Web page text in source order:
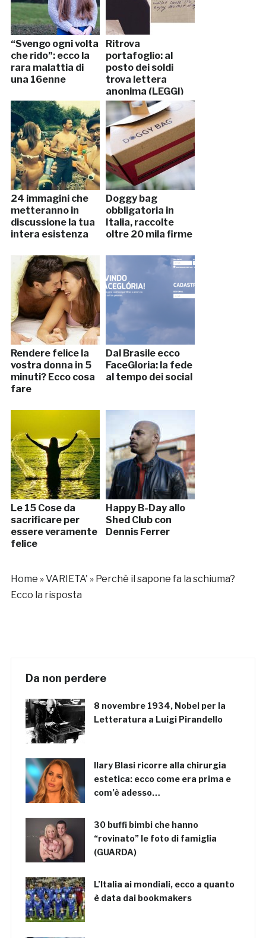
“Svengo ogni volta
che rido”: ecco la
rara malattia di
una 16enne
Ritrova
portafoglio: al
posto dei soldi
trova lettera
anonima (LEGGI)
24 immagini che
metteranno in
discussione la tua
intera esistenza
Doggy bag
obbligatoria in
Italia, raccolte
oltre 20 mila firme
Rendere felice la
vostra donna in 5
minuti? Ecco cosa
fare
Dal Brasile ecco
FaceGloria: la fede
al tempo dei social
Le 15 Cose da
sacrificare per
essere veramente
felice
Happy B-Day allo
Shed Club con
Dennis Ferrer
Home »VARIETA' » Perchè il sapone fa la schiuma?
Ecco la risposta
Da non perdere
8 novembre 1934, Nobel per la
Letteratura a Luigi Pirandello
Ilary Blasi ricorre alla chirurgia
estetica: ecco come era prima e
com’è adesso…
30 buffi bimbi che hanno
“rovinato” le foto di famiglia
(GUARDA)
L’Italia ai mondiali, ecco a quanto
è data dai bookmakers